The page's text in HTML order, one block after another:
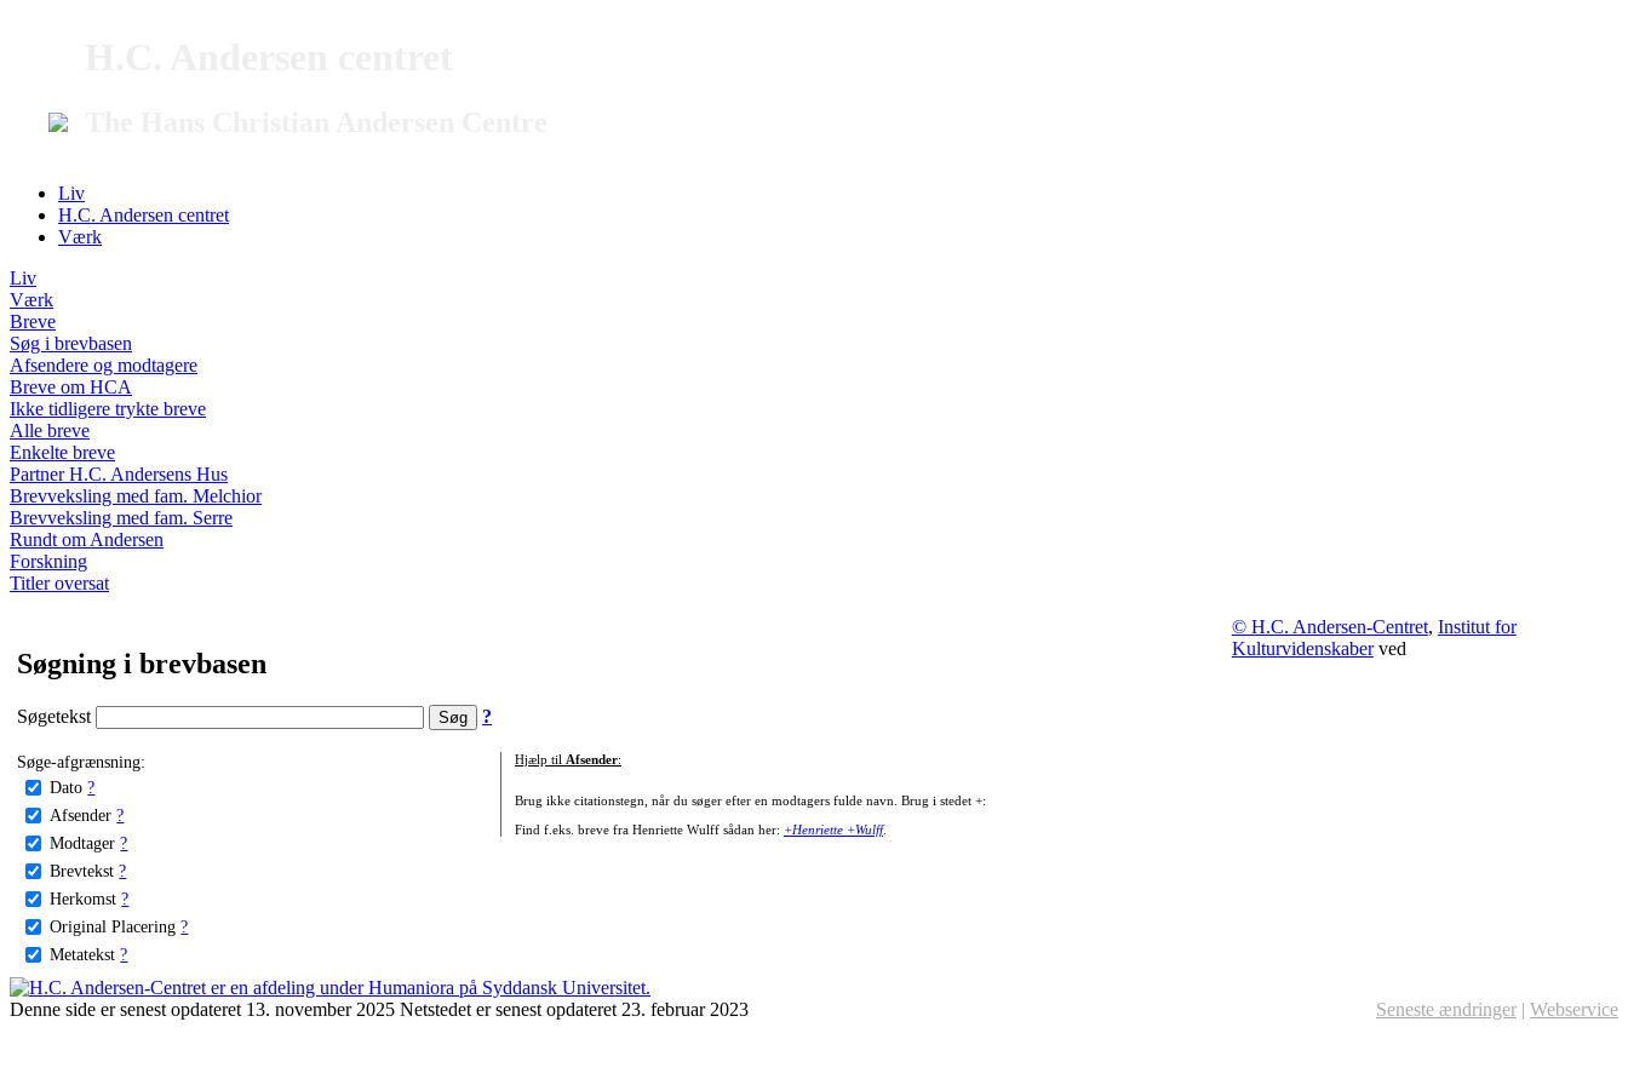
Liv
H.C. Andersen centret
Værk
Liv
Værk
Breve
Søg i brevbasen
Afsendere og modtagere
Breve om HCA
Ikke tidligere trykte breve
Alle breve
Enkelte breve
Partner H.C. Andersens Hus
Brevveksling med fam. Melchior
Brevveksling med fam. Serre
Rundt om Andersen
Forskning
Titler oversat
Søgning i brevbasen
Søgetekst ?
Søge-afgrænsning:
Dato ?
Afsender ?
Modtager ?
Brevtekst ?
Herkomst ?
Original Placering ?
Metatekst ?
Hjælp til Afsender:
Brug ikke citationstegn, når du søger efter en modtagers fulde navn. Brug i stedet +:
Find f.eks. breve fra Henriette Wulff sådan her: +Henriette +Wulff.
© H.C. Andersen-Centret, Institut for
Kulturvidenskaberved
Denne side er senest opdateret 13. november 2025 Netstedet er senest opdateret 23. februar 2023 Seneste ændringer | Webservice